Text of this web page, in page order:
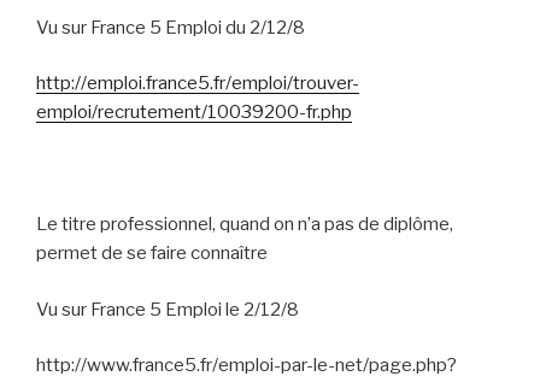
Vu sur France 5 Emploi du 2/12/8
http://emploi.france5.fr/emploi/trouver-
emploi/recrutement/10039200-fr.php
Le titre professionnel, quand on n’a pas de diplôme,
permet de se faire connaître
Vu sur France 5 Emploi le 2/12/8
http://www.france5.fr/emploi-par-le-net/page.php?